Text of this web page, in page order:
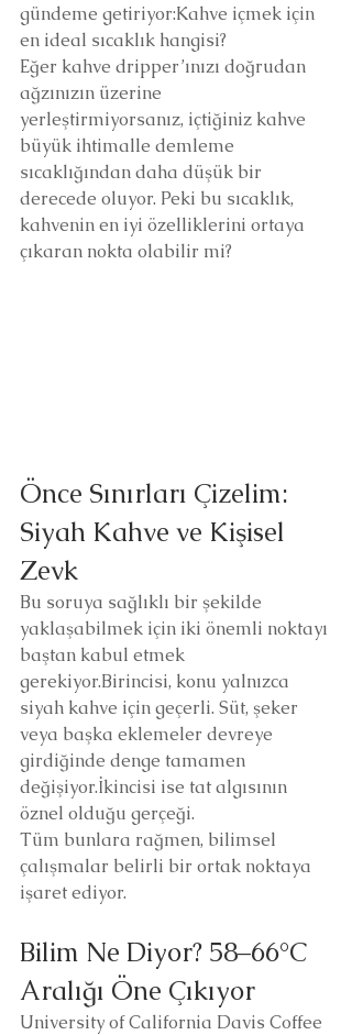
gündeme getiriyor:Kahve içmek için
en ideal sıcaklık hangisi?
Eğer kahve dripper’ınızı doğrudan
ağzınızın üzerine
yerleştirmiyorsanız, içtiğiniz kahve
büyük ihtimalle demleme
sıcaklığından daha düşük bir
derecede oluyor. Peki bu sıcaklık,
kahvenin en iyi özelliklerini ortaya
çıkaran nokta olabilir mi?
Önce Sınırları Çizelim:
Siyah Kahve ve Kişisel
Zevk
Bu soruya sağlıklı bir şekilde
yaklaşabilmek için iki önemli noktayı
baştan kabul etmek
gerekiyor.Birincisi, konu yalnızca
siyah kahve için geçerli. Süt, şeker
veya başka eklemeler devreye
girdiğinde denge tamamen
değişiyor.İkincisi ise tat algısının
öznel olduğu gerçeği.
Tüm bunlara rağmen, bilimsel
çalışmalar belirli bir ortak noktaya
işaret ediyor.
Bilim Ne Diyor? 58–66°C
Aralığı Öne Çıkıyor
University of California Davis Coffee